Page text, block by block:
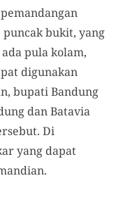
bukit, yang
pula kolam,
digunakan
bupati Bandung
dan Batavia
Di
yang dapat